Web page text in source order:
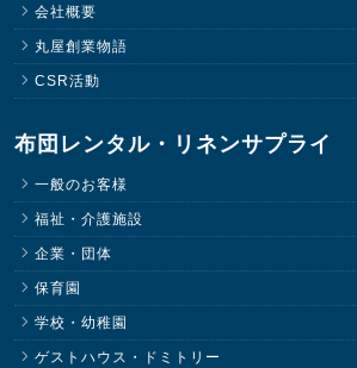
会社概要
丸屋創業物語
CSR活動
布団レンタル・リネンサプライ
一般のお客様
福祉・介護施設
企業・団体
保育園
学校・幼稚園
ゲストハウス・ドミトリー